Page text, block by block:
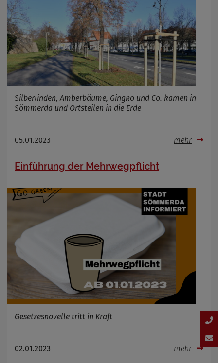
Silberlinden, Amberbäume, Gingko und Co. kamen in
Sömmerda und Ortsteilen in die Erde
05.01.2023 mehr
Einführung der Mehrwegpflicht
Gesetzesnovelle tritt in Kraft
02.01.2023 mehr